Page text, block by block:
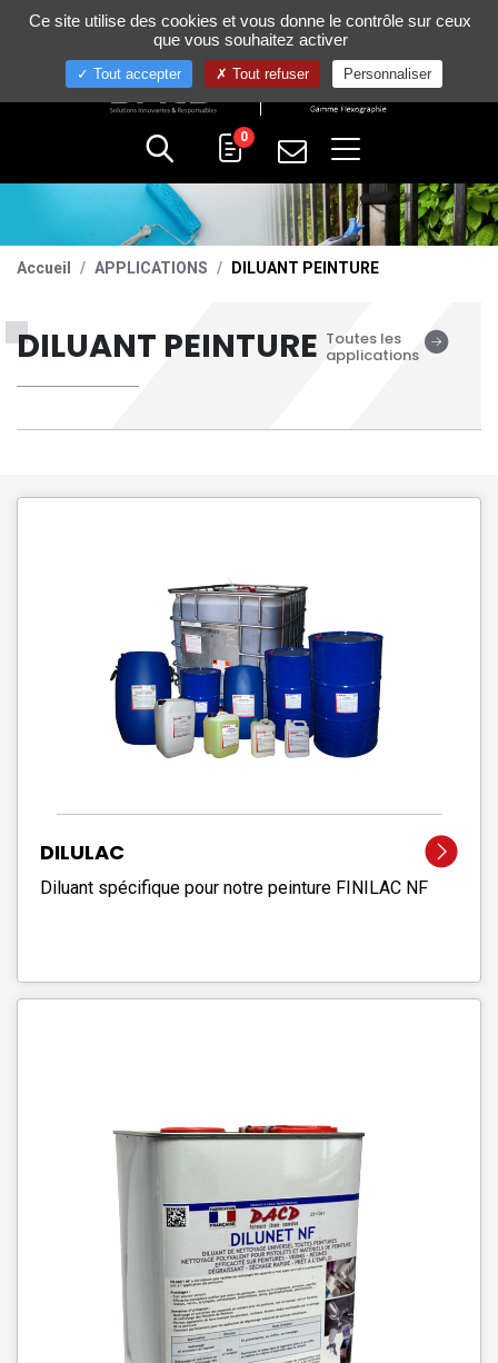
+33 (0)4 75 58 80 10
0
Accueil APPLICATIONS DILUANT PEINTURE
DILUANT PEINTURE Toutes les
applications
DILULAC
Diluant spécifique pour notre peinture FINILAC NF
Gestion de vos préférences sur les cookies
Ce site utilise des cookies et vous donne le contrôle sur ceux
que vous souhaitez activer
Tout accepter Tout refuser Personnaliser